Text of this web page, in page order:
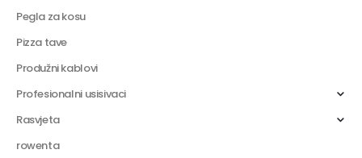
Pegla za kosu
Pizza tave
Produžni kablovi
Profesionalni usisivaci
Rasvjeta
rowenta